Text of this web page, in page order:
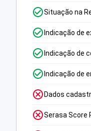
Situação na
Indicação de
Indicação de
Indicação de
Dados
Serasa Score